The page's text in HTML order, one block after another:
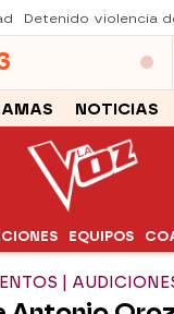
Detenido violencia
NOTICIAS
EQUIPOS
|